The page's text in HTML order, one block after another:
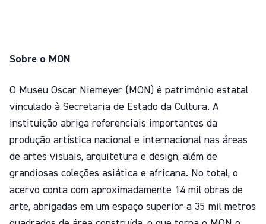
Sobre o MON
O Museu Oscar Niemeyer (MON) é patrimônio estatal
vinculado à Secretaria de Estado da Cultura. A
instituição abriga referenciais importantes da
produção artística nacional e internacional nas áreas
de artes visuais, arquitetura e design, além de
grandiosas coleções asiática e africana. No total, o
acervo conta com aproximadamente 14 mil obras de
arte, abrigadas em um espaço superior a 35 mil metros